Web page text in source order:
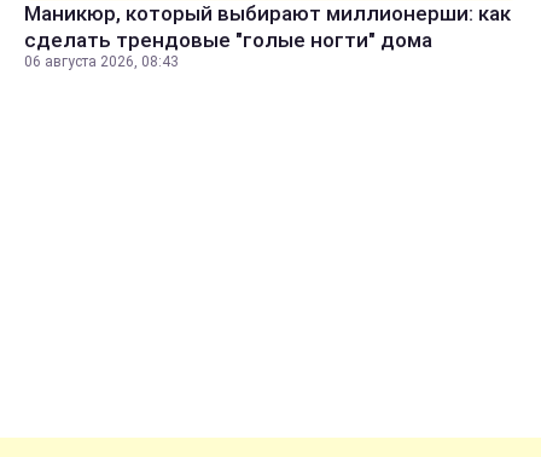
Маникюр, который выбирают миллионерши: как
сделать трендовые "голые ногти" дома
06 августа 2026, 08:43